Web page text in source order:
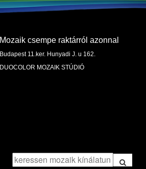
Mozaik csempe raktárról azonnal
Budapest 11.ker. Hunyadi J. u 162.
DUOCOLOR MOZAIK STÚDIÓ